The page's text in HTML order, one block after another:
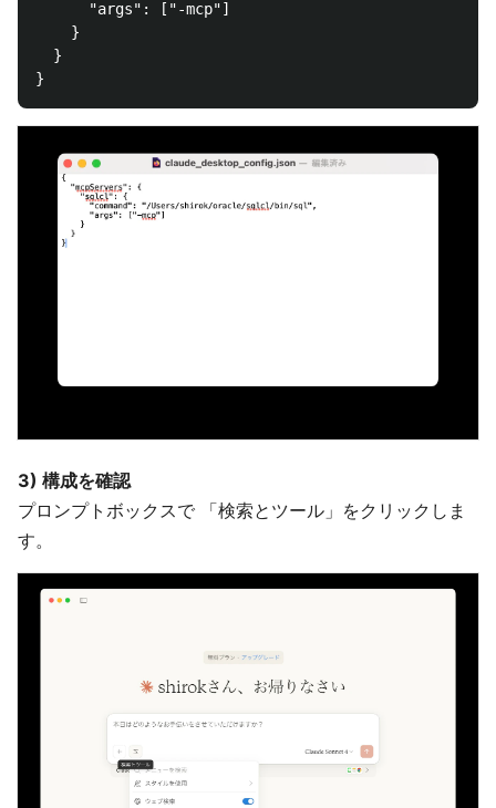
      "args": ["-mcp"]
    }
  }
3) 構成を確認
プロンプトボックスで 「検索とツール」をクリックしま
す。